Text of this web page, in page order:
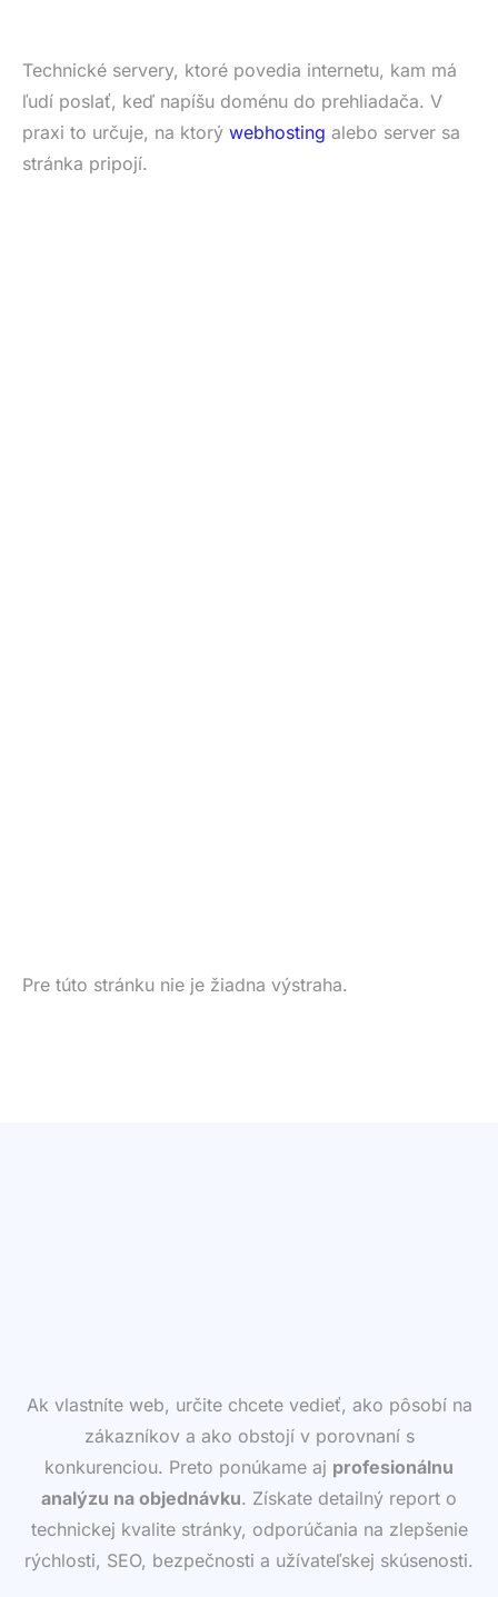
Technické servery, ktoré povedia internetu, kam má
ľudí poslať, keď napíšu doménu do prehliadača. V
praxi to určuje, na ktorý webhosting alebo server sa
stránka pripojí.
Pre túto stránku nie je žiadna výstraha.
Ak vlastníte web, určite chcete vedieť, ako pôsobí na
zákazníkov a ako obstojí v porovnaní s
konkurenciou. Preto ponúkame aj profesionálnu
analýzu na objednávku. Získate detailný report o
technickej kvalite stránky, odporúčania na zlepšenie
rýchlosti, SEO, bezpečnosti a užívateľskej skúsenosti.